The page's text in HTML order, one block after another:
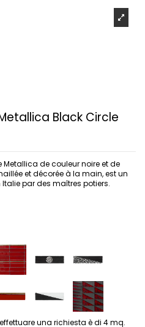
Black Circle
de couleur noire et de
et décorée à la main, est un
par des maîtres potiers.
una richiesta è di 4 mq.